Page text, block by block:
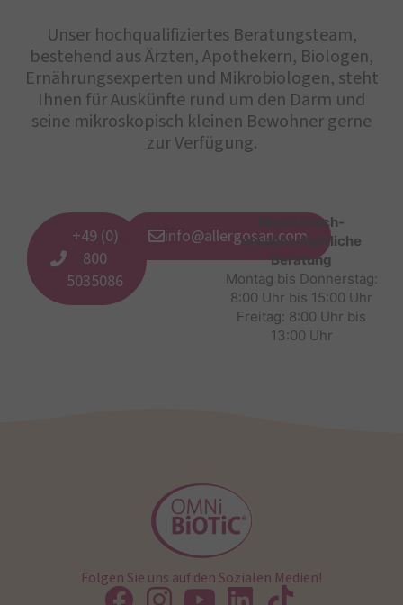
Unser hochqualifiziertes Beratungsteam,
bestehend aus Ärzten, Apothekern, Biologen,
Ernährungsexperten und Mikrobiologen, steht
Ihnen für Auskünfte rund um den Darm und
seine mikroskopisch kleinen Bewohner gerne
zur Verfügung.
+49 (0)
800
5035086
info@allergosan.com
Medizinisch-
wissenschaftliche
Beratung
Montag bis Donnerstag:
8:00 Uhr bis 15:00 Uhr
Freitag: 8:00 Uhr bis
13:00 Uhr
Folgen Sie uns auf den Sozialen Medien!